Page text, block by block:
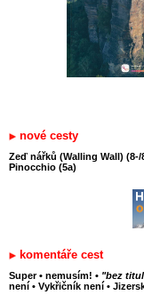
nové cesty
Zeď nářků (Walling Wall) (8-/
Pinocchio (5a)
komentáře cest
Super • nemusím! • "bez
není • Vykřičník není •